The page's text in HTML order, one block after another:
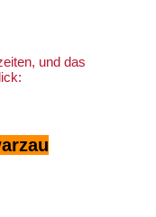
und das